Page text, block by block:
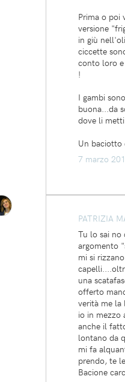
Prima o poi
versione
in giù
ciccette
conto loro
!
I gambi
buona...da
dove li
Un baciotto
7 marzo
PATRIZIA
Tu lo sai no
argomento
mi si
una
offerto
verità me la
io in mezzo
anche il
lontano da
mi fa
prendo, te
Bacione